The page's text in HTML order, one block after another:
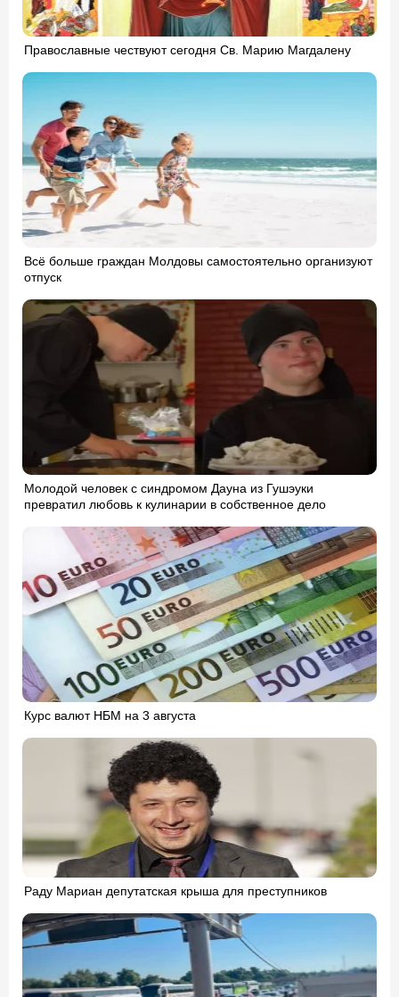
Православные чествуют сегодня Св. Марию Магдалену
Всё больше граждан Молдовы самостоятельно организуют
отпуск
Молодой человек с синдромом Дауна из Гушэуки
превратил любовь к кулинарии в собственное дело
Курс валют НБМ на 3 августа
Раду Мариан депутатская крыша для преступников